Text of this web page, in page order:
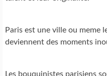
Paris est une ville ou meme
deviennent des moments
Les bouquinistes parisiens